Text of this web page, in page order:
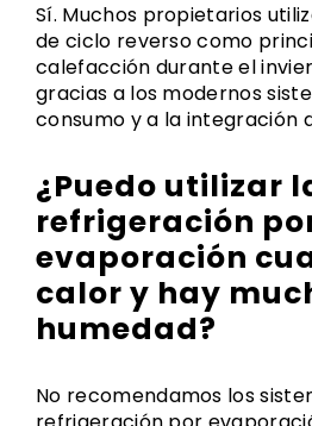
Sí. Muchos propietarios
de ciclo reverso como
calefacción durante el
gracias a los modernos
consumo y a la integración
¿Puedo utilizar
refrigeración
evaporación
calor y hay
humedad?
No recomendamos los